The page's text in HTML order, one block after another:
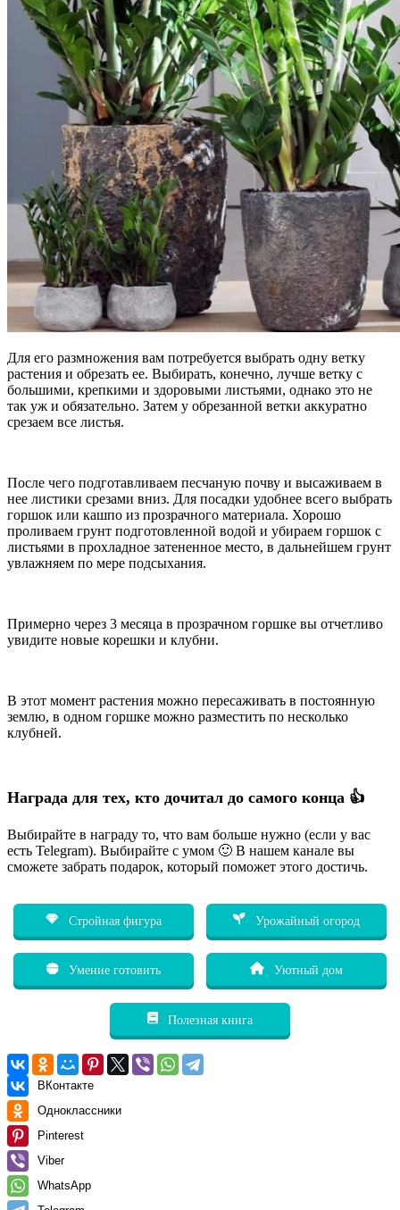
Для его размножения вам потребуется выбрать одну ветку
растения и обрезать ее. Выбирать, конечно, лучше ветку с
большими, крепкими и здоровыми листьями, однако это не
так уж и обязательно. Затем у обрезанной ветки аккуратно
срезаем все листья.
После чего подготавливаем песчаную почву и высаживаем в
нее листики срезами вниз. Для посадки удобнее всего выбрать
горшок или кашпо из прозрачного материала. Хорошо
проливаем грунт подготовленной водой и убираем горшок с
листьями в прохладное затененное место, в дальнейшем грунт
увлажняем по мере подсыхания.
Примерно через 3 месяца в прозрачном горшке вы отчетливо
увидите новые корешки и клубни.
В этот момент растения можно пересаживать в постоянную
землю, в одном горшке можно разместить по несколько
клубней.
Награда для тех, кто дочитал до самого конца 👍
Выбирайте в награду то, что вам больше нужно (если у вас
есть Telegram). Выбирайте с умом 🙂 В нашем канале вы
сможете забрать подарок, который поможет этого достичь.
Стройная фигура Урожайный огород
Умение готовить Уютный дом
Полезная книга
ВКонтакте
Одноклассники
Pinterest
Viber
WhatsApp